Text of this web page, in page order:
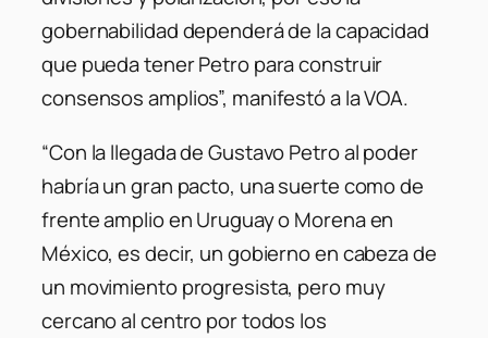
gobernabilidad dependerá de la capacidad
que pueda tener Petro para construir
consensos amplios”, manifestó a la VOA.
“Con la llegada de Gustavo Petro al poder
habría un gran pacto, una suerte como de
frente amplio en Uruguay o Morena en
México, es decir, un gobierno en cabeza de
un movimiento progresista, pero muy
cercano al centro por todos los